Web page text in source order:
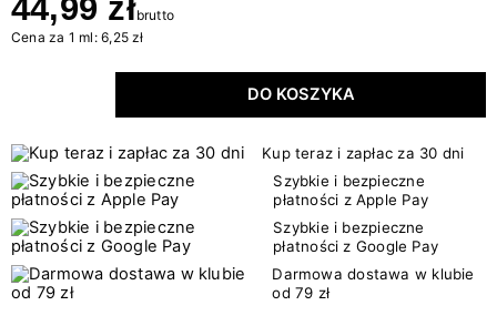
44,99 złbrutto
Cena za 1 ml: 6,25 zł
DO KOSZYKA
Kup teraz i zapłac za 30 dni
Szybkie i bezpieczne
płatności z Apple Pay
Szybkie i bezpieczne
płatności z Google Pay
Darmowa dostawa w klubie
od 79 zł